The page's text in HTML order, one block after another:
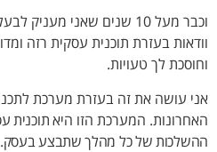
וכבר מעל 10 שנים שאני מעניק
וודאות בעזרת תוכנית עסקית רזה
וחוסכת לך טעויות.
האחרונות. המערכת הזו היאתוכנית
ההשלכות של כל מהלך שתבצע בעסק.